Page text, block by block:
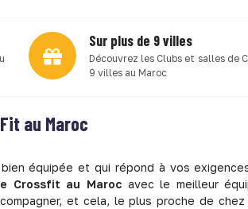
Sur plus de 9 villes
Découvrez les Clubs et salles de
9 villes au Maroc
au Maroc
bien équipée et qui répond à vos
Crossfit au Maroc avec le meilleur
et cela, le plus proche de chez